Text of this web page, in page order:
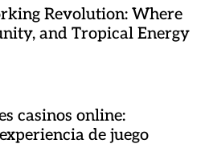
Revolution: Where
and Tropical Energy
casinos online:
de juego